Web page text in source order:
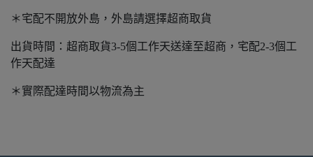
＊宅配不開放外島，外島請選擇超商取貨
出貨時間：超商取貨3-5個工作天送達至超商，宅配2-3個工
作天配達
＊實際配達時間以物流為主